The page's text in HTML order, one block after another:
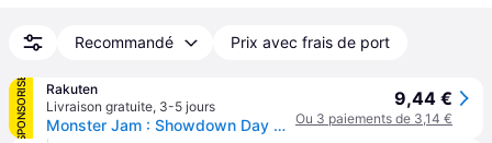
Recommandé Prix avec frais de port
SPONSORISÉ
Rakuten
Livraison gratuite, 3-5 jours
Monster Jam : Showdown Day One Edition Xbox Serie S/X
9,44 €
Ou 3 paiements de 3,14 €